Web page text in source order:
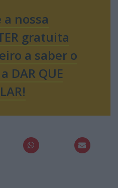
a nossa
gratuita
a saber o
DAR QUE